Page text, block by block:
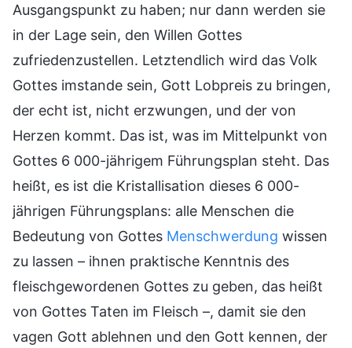
Ausgangspunkt zu haben; nur dann werden sie
in der Lage sein, den Willen Gottes
zufriedenzustellen. Letztendlich wird das Volk
Gottes imstande sein, Gott Lobpreis zu bringen,
der echt ist, nicht erzwungen, und der von
Herzen kommt. Das ist, was im Mittelpunkt von
Gottes 6 000-jährigem Führungsplan steht. Das
heißt, es ist die Kristallisation dieses 6 000-
jährigen Führungsplans: alle Menschen die
Bedeutung von Gottes Menschwerdung wissen
zu lassen – ihnen praktische Kenntnis des
fleischgewordenen Gottes zu geben, das heißt
von Gottes Taten im Fleisch –, damit sie den
vagen Gott ablehnen und den Gott kennen, der